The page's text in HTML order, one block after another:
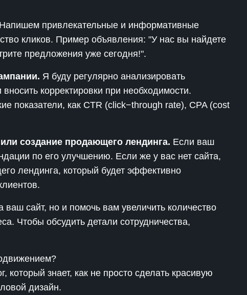
Напишем привлекательные и информативные
кликов. Пример объявления: "У нас вы найдете
предложения уже сегодня!".
Я буду регулярно анализировать
корректировки при необходимости.
показатели, как CTR (click−through rate), CPA (cost
создание продающего лендинга. Если ваш
по его улучшению. Если же у вас нет сайта,
лендинга, который будет эффективно
сайт, но и помочь вам увеличить количество
Чтобы обсудить детали сотрудничества,
который знает, как не просто сделать красивую
дизайн.